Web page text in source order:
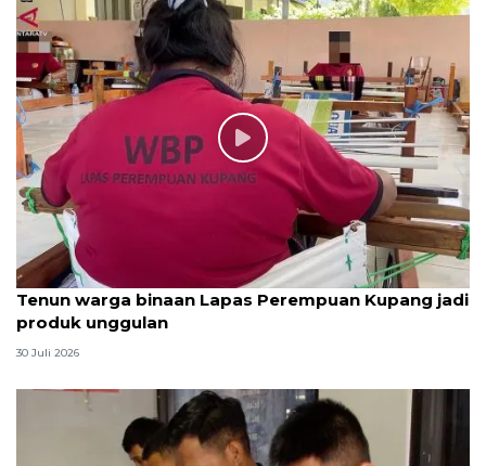
Tenun warga binaan Lapas Perempuan Kupang jadi
produk unggulan
30 Juli 2026